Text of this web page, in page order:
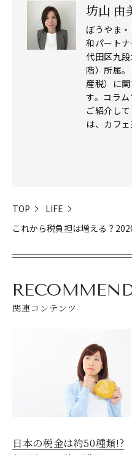
坊山 由
ぼうやま
和パート
代田区九
階）所属
産税）に
す。コラ
ご紹介し
は、カフ
TOP
LIFE
これから税負担は増える？
関連コンテンツ
日本の税金は約50種類!?